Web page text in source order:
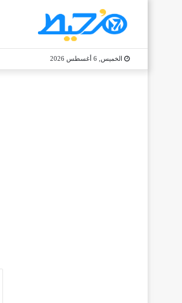
الخميس, 6 أغسطس 2026